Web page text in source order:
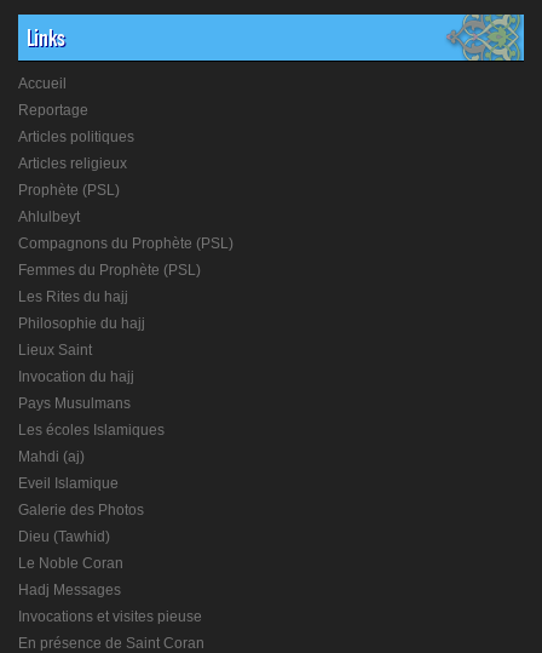
Links
Accueil
Reportage
Articles politiques
Articles religieux
Prophète (PSL)
Ahlulbeyt
Compagnons du Prophète (PSL)
Femmes du Prophète (PSL)
Les Rites du hajj
Philosophie du hajj
Lieux Saint
Invocation du hajj
Pays Musulmans
Les écoles Islamiques
Mahdi (aj)
Eveil Islamique
Galerie des Photos
Dieu (Tawhid)
Le Noble Coran
Hadj Messages
Invocations et visites pieuse
En présence de Saint Coran